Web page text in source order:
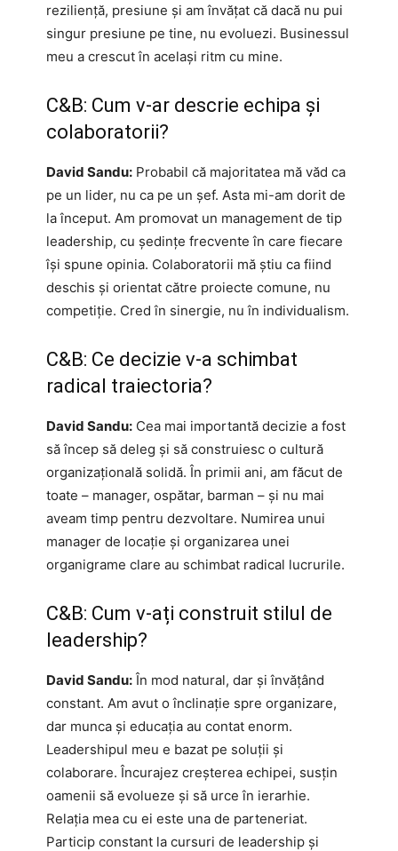
reziliență, presiune și am învățat că dacă nu pui
singur presiune pe tine, nu evoluezi. Businessul
meu a crescut în același ritm cu mine.
C&B: Cum v-ar descrie echipa și
colaboratorii?
David Sandu: Probabil că majoritatea mă văd ca
pe un lider, nu ca pe un șef. Asta mi-am dorit de
la început. Am promovat un management de tip
leadership, cu ședințe frecvente în care fiecare
își spune opinia. Colaboratorii mă știu ca fiind
deschis și orientat către proiecte comune, nu
competiție. Cred în sinergie, nu în individualism.
C&B: Ce decizie v-a schimbat
radical traiectoria?
David Sandu: Cea mai importantă decizie a fost
să încep să deleg și să construiesc o cultură
organizațională solidă. În primii ani, am făcut de
toate – manager, ospătar, barman – și nu mai
aveam timp pentru dezvoltare. Numirea unui
manager de locație și organizarea unei
organigrame clare au schimbat radical lucrurile.
C&B: Cum v-ați construit stilul de
leadership?
David Sandu: În mod natural, dar și învățând
constant. Am avut o înclinație spre organizare,
dar munca și educația au contat enorm.
Leadershipul meu e bazat pe soluții și
colaborare. Încurajez creșterea echipei, susțin
oamenii să evolueze și să urce în ierarhie.
Relația mea cu ei este una de parteneriat.
Particip constant la cursuri de leadership și